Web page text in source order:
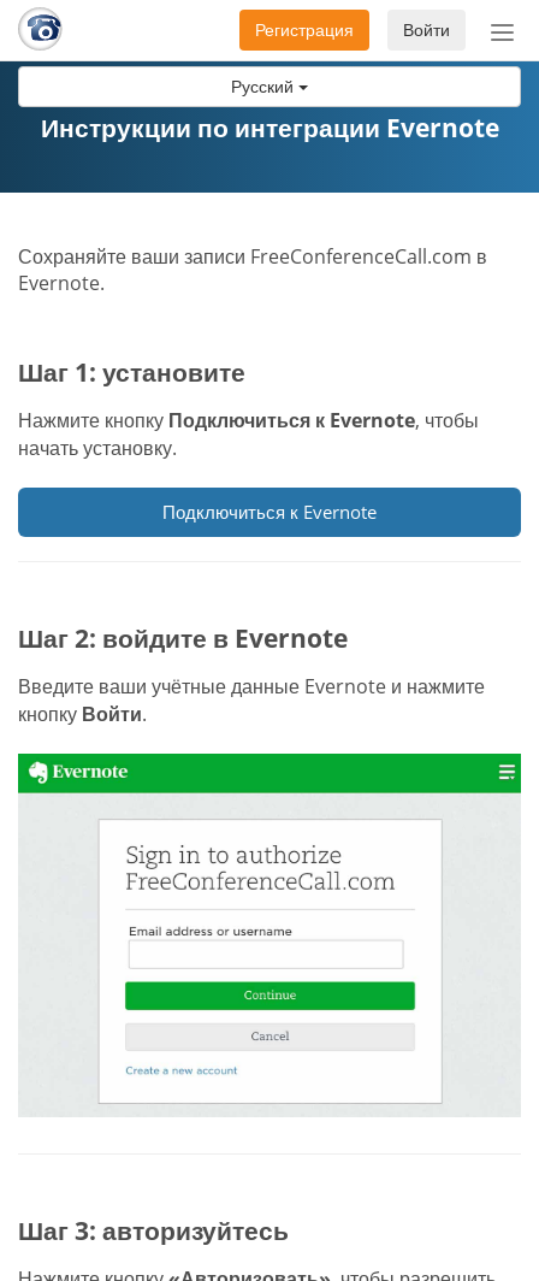
Русский
Войти
Регистрация
Инструкции по интеграции Evernote
Сохраняйте ваши записи FreeConferenceCall.com в
Evernote.
Шаг 1: установите
Нажмите кнопку Подключиться к Evernote, чтобы
начать установку.
Подключиться к Evernote
Шаг 2: войдите в Evernote
Введите ваши учётные данные Evernote и нажмите
кнопку Войти.
Шаг 3: авторизуйтесь